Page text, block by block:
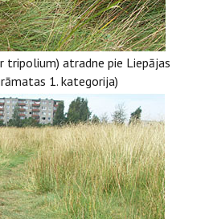
tripolium) atradne pie Liepājas
1. kategorija)